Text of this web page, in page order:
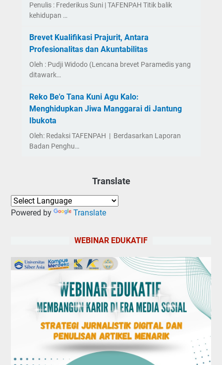
Penulis : Frederikus Suni | TAFENPAH Titik balik
kehidupan …
Brevet Kualifikasi Prajurit, Antara
Profesionalitas dan Akuntabilitas
Oleh : Pudji Widodo (Lencana brevet Paramedis yang
ditawark…
Reko Be'o Tana Kuni Agu Kalo:
Menghidupkan Jiwa Manggarai di Jantung
Ibukota
Oleh: Redaksi TAFENPAH | Berdasarkan Laporan
Badan Penghu…
Translate
Powered by Translate
WEBINAR EDUKATIF